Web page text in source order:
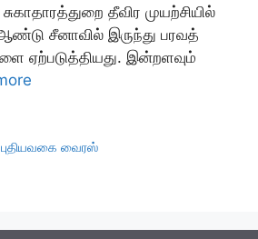
தீவிர முயற்சியில்
சீனாவில் இருந்து பரவத்
ஏற்படுத்தியது. இன்றளவும்
புதியவகை வைரஸ்